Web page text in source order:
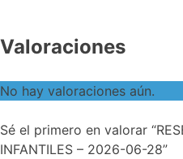
Valoraciones
No hay valoraciones aún.
Sé el primero en valorar
INFANTILES – 2026-06-28”